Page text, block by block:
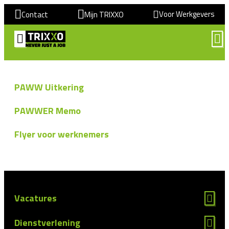
Contact Mijn TRIXXO Voor Werkgevers
PAWW Uitkering
PAWWER Memo
Flyer voor werknemers
Vacatures
Dienstverlening